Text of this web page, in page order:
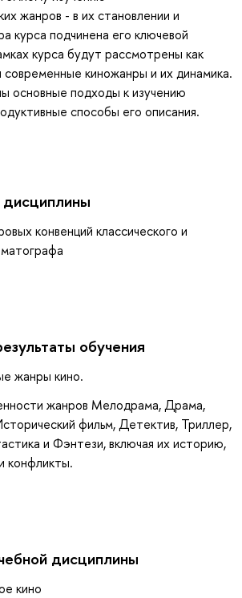
жанров - в их становлении и
курса подчинена его ключевой
курса будут рассмотрены как
современные киножанры и их динамика.
основные подходы к изучению
способы его описания.
конвенций классического и
обучения
жанры кино.
жанров Мелодрама, Драма,
фильм, Детектив, Триллер,
и Фэнтези, включая их историю,
конфликты.
дисциплины
кино